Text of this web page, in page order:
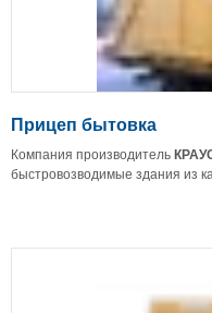
Прицеп бытовка
Компания производитель
быстровозводимые здания из